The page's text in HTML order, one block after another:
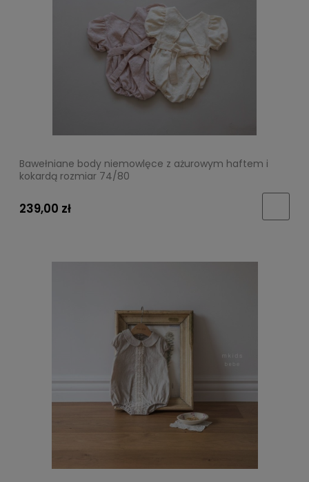
Bawełniane body niemowlęce z ażurowym haftem i
kokardą rozmiar 74/80
239,00 zł